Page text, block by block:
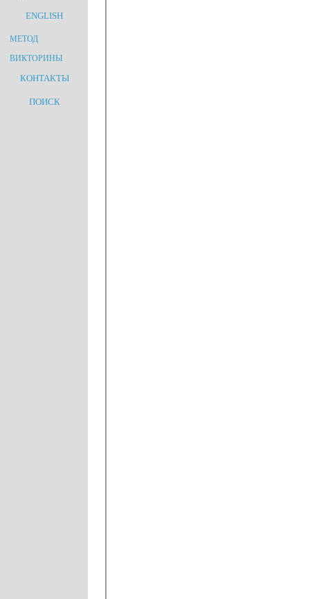
ENGLISH
МЕТОД
ВИКТОРИНЫ
КОНТАКТЫ
ПОИСК